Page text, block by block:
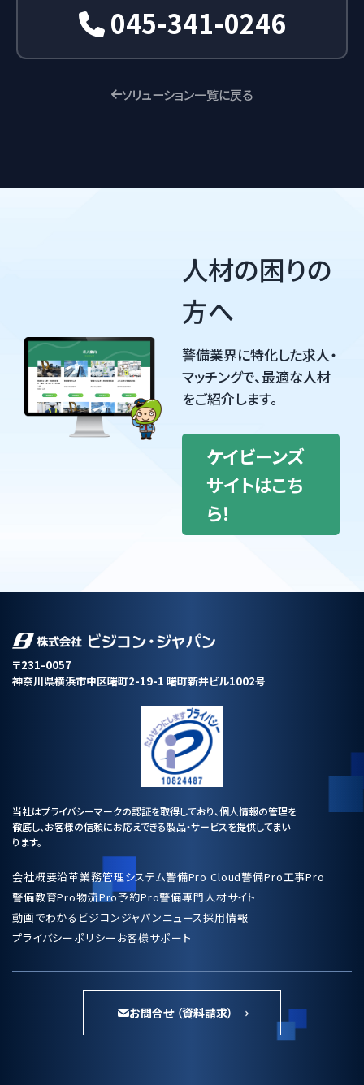
045-341-0246
ソリューション一覧に戻る
人材の困りの
方へ
警備業界に特化した求人・
マッチングで、最適な人材
をご紹介します。
ケイビーンズ
サイトはこち
ら！
〒231-0057
神奈川県横浜市中区曙町2-19-1 曙町新井ビル1002号
当社はプライバシーマークの認証を取得しており、個人情報の管理を
徹底し、お客様の信頼にお応えできる製品・サービスを提供してまい
ります。
会社概要沿革業務管理システム警備Pro Cloud警備Pro工事Pro
警備教育Pro物流Pro予約Pro警備専門人材サイト
動画でわかるビジコンジャパンニュース採用情報
プライバシーポリシーお客様サポート
お問合せ （資料請求）